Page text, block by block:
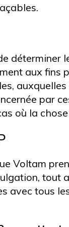
déterminer
aux fins
par
où la
Voltam
tout
avec tous